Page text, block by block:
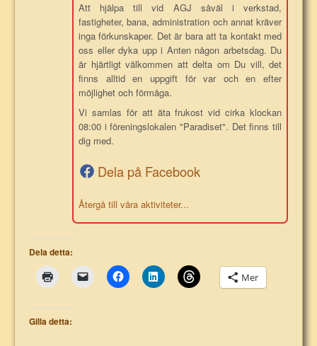
Att hjälpa till vid AGJ såväl i verkstad,
fastigheter, bana, administration och annat kräver
inga förkunskaper. Det är bara att ta kontakt med
oss eller dyka upp i Anten någon arbetsdag. Du
är hjärtligt välkommen att delta om Du vill, det
finns alltid en uppgift för var och en efter
möjlighet och förmåga.
Vi samlas för att äta frukost vid cirka klockan
08:00 i föreningslokalen "Paradiset". Det finns till
dig med.
Dela på Facebook
Återgå till våra aktiviteter...
Dela detta:
Mer
Gilla detta: